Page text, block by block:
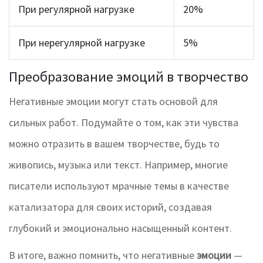
При регулярной нагрузке 20%
При нерегулярной нагрузке 5%
Преобразование эмоций в творчество
Негативные эмоции могут стать основой для
сильных работ. Подумайте о том, как эти чувства
можно отразить в вашем творчестве, будь то
живопись, музыка или текст. Например, многие
писатели используют мрачные темы в качестве
катализатора для своих историй, создавая
глубокий и эмоционально насыщенный контент.
В итоге, важно помнить, что негативныеэмоции —